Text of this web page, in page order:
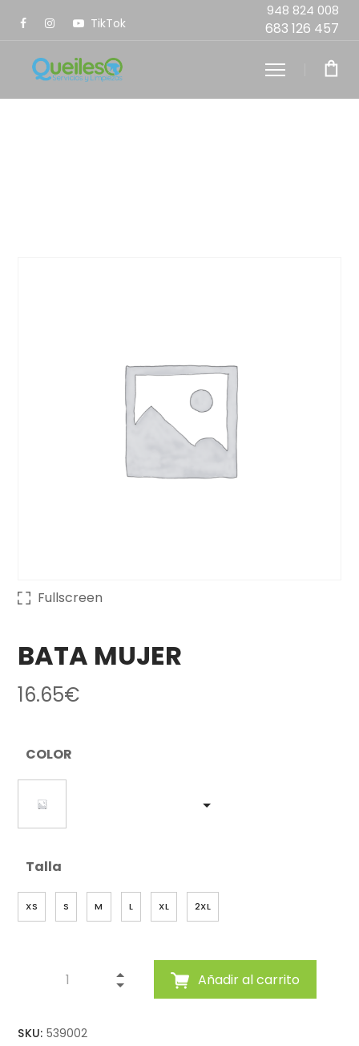
TikTok
948 824 008
683 126 457
Fullscreen
BATA MUJER
16.65€
COLOR
Talla
XS S M L XL 2XL
Añadir al carrito
SKU:539002